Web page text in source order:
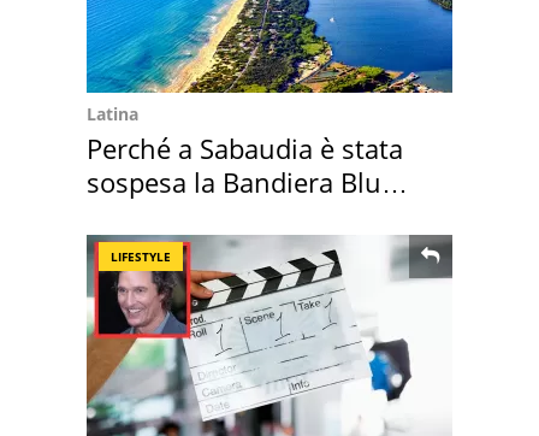
Latina
Perché a Sabaudia è stata
sospesa la Bandiera Blu
LIFESTYLE